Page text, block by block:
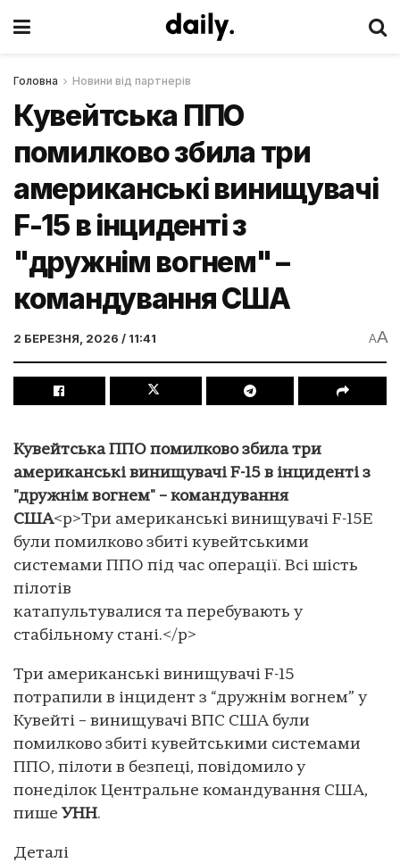
Головна Новини від партнерів
Кувейтська ППО
помилково збила три
американські винищувачі
F-15 в інциденті з
"дружнім вогнем" –
командування США
2 БЕРЕЗНЯ, 2026 / 11:41 AA
Кувейтська ППО помилково збила три
американські винищувачі F-15 в інциденті з
"дружнім вогнем" – командування
США<p>Три американські винищувачі F-15E
були помилково збиті кувейтськими
системами ППО під час операції. Всі шість
пілотів
катапультувалися та перебувають у
стабільному стані.</p>
Три американські винищувачі F-15
потрапили в інцидент з “дружнім вогнем” у
Кувейті – винищувачі ВПС США були
помилково збиті кувейтськими системами
ППО, пілоти в безпеці, повідомило у
понеділок Центральне командування США,
пише УНН.
Деталі